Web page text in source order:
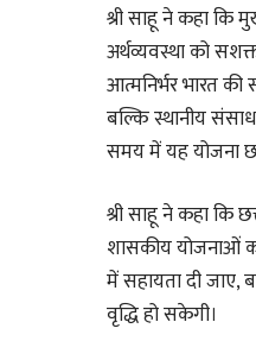
श्री साहू ने कहा कि
अर्थव्यवस्था को
आत्मनिर्भर भारत
बल्कि स्थानीय
समय में यह योजना
श्री साहू ने कहा कि
शासकीय योजनाओं
में सहायता दी
वृद्धि हो सकेगी।